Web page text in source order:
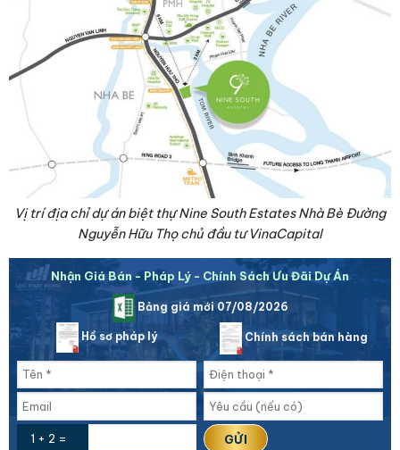
Vị trí địa chỉ dự án biệt thự Nine South Estates Nhà Bè Đường
Nguyễn Hữu Thọ chủ đầu tư VinaCapital
Nhận Giá Bán - Pháp Lý - Chính Sách Ưu Đãi Dự Án
Bảng giá mới 07/08/2026
Hồ sơ pháp lý Chính sách bán hàng
1 + 2 =